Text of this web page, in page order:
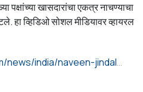
पक्षांच्या खासदारांचा एकत्र नाचण्याचा
हा व्हिडिओ सोशल मीडियावर व्हायरल
https://marathi.abplive.com/news/india/naveen-jindal-daughter-wedding-supriya-sule-mahua-moitra-dancing-along-with-kangana-ranaut-1403281